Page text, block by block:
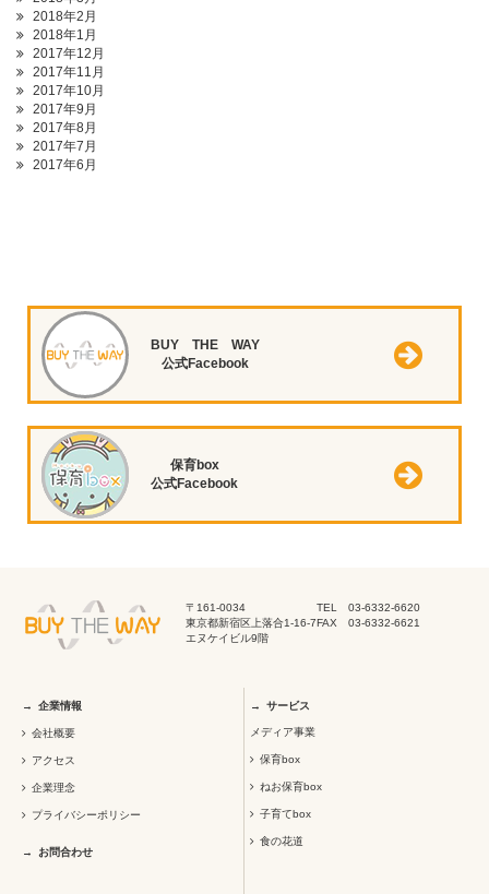
2018年2月
2018年1月
2017年12月
2017年11月
2017年10月
2017年9月
2017年8月
2017年7月
2017年6月
BUY THE WAY
公式Facebook
保育box
公式Facebook
〒161-0034
東京都新宿区上落合1-16-7
エヌケイビル9階
TEL 03-6332-6620
FAX 03-6332-6621
企業情報
会社概要
アクセス
企業理念
プライバシーポリシー
お問合わせ
サービス
メディア事業
保育box
ねお保育box
子育てbox
食の花道